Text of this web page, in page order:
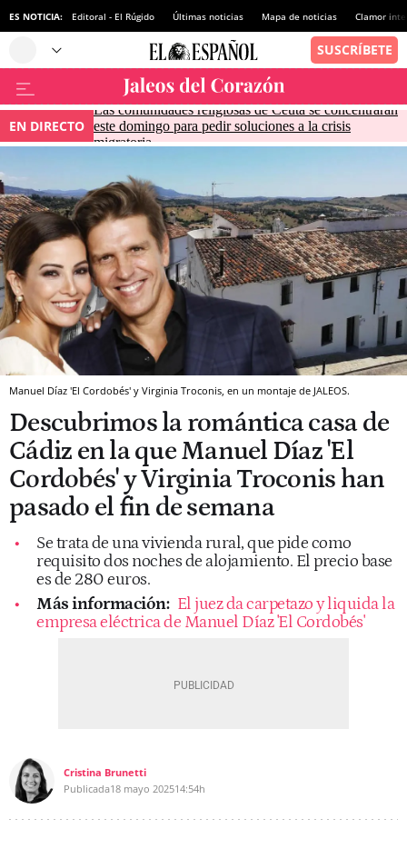
ES NOTICIA: Editoral - El Rúgido Últimas noticias Mapa de noticias Clamor
EN DIRECTO
Las comunidades religiosas de Ceuta se concentrarán
este domingo para pedir soluciones a la crisis
migratoria
Manuel Díaz 'El Cordobés' y Virginia Troconis, en un montaje de JALEOS.
Descubrimos la romántica casa de
Cádiz en la que Manuel Díaz 'El
Cordobés' y Virginia Troconis han
pasado el fin de semana
Se trata de una vivienda rural, que pide como
requisito dos noches de alojamiento. El precio base
es de 280 euros.
Más información: El juez da carpetazo y liquida la
empresa eléctrica de Manuel Díaz 'El Cordobés'
Cristina Brunetti
Publicada18 mayo 202514:54h